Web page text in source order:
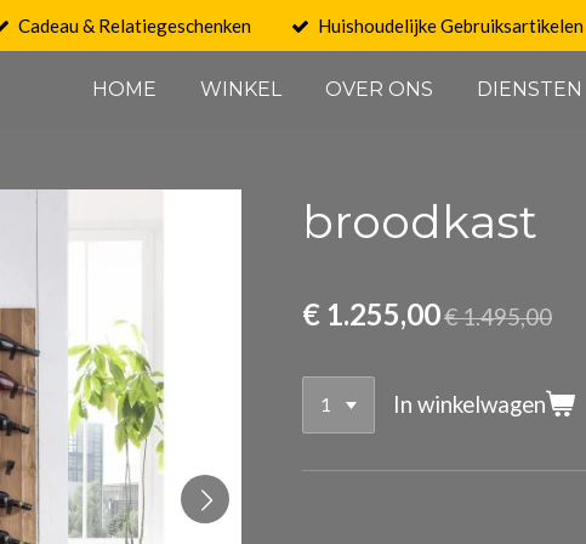
Cadeau & Relatiegeschenken Huishoudelijke Gebruiksartikelen
HOME WINKEL OVER ONS DIENSTEN
broodkast
€ 1.255,00€ 1.495,00
In winkelwagen